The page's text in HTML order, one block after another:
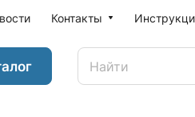
Контакты